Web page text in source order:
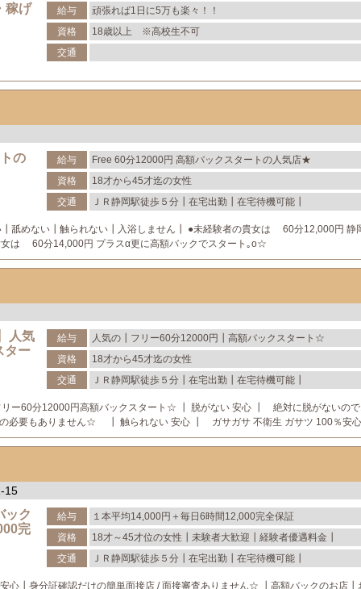
稼げ 給与
頑張れば1日に5万も楽々！！
資格
18歳以上 ※高校生不可
交通
の 給与
Free 60分12000円 高額バックスタートの人気店★
資格
18才から45才迄の女性
交通
ＪＲ静岡駅徒歩５分┃在宅出勤┃在宅待機可能┃
舐めない┃触られない┃入浴しません┃ ●未経験者の貴女は 60分12,000円 静
は 60分14,000円 プラスα更に高額バックでスタート｡o☆
人気
ター
給与
人気の┃フリー60分12000円┃高額バックスタート☆
資格
18才から45才迄の女性
交通
ＪＲ静岡駅徒歩５分┃在宅出勤┃在宅待機可能┃
60分12000円高額バックスタート☆ ┃ 脱がない 安心 ┃ 絶対に脱がないので
要もありません☆ ┃ 触られない 安心 ┃ ガサガサ 不衛生 ガサツ 100％
15
ック
完
給与
１本平均14,000円＋毎日6時間12,000完全保証
資格
18才～45才位の女性┃未験者大歓迎┃経験者優遇料金┃
交通
ＪＲ静岡駅徒歩５分┃在宅出勤┃在宅待機可能┃
心┃身分証確認だけの簡単面接店 / 面接審査ありません☆ ┃高額バックのお店┃